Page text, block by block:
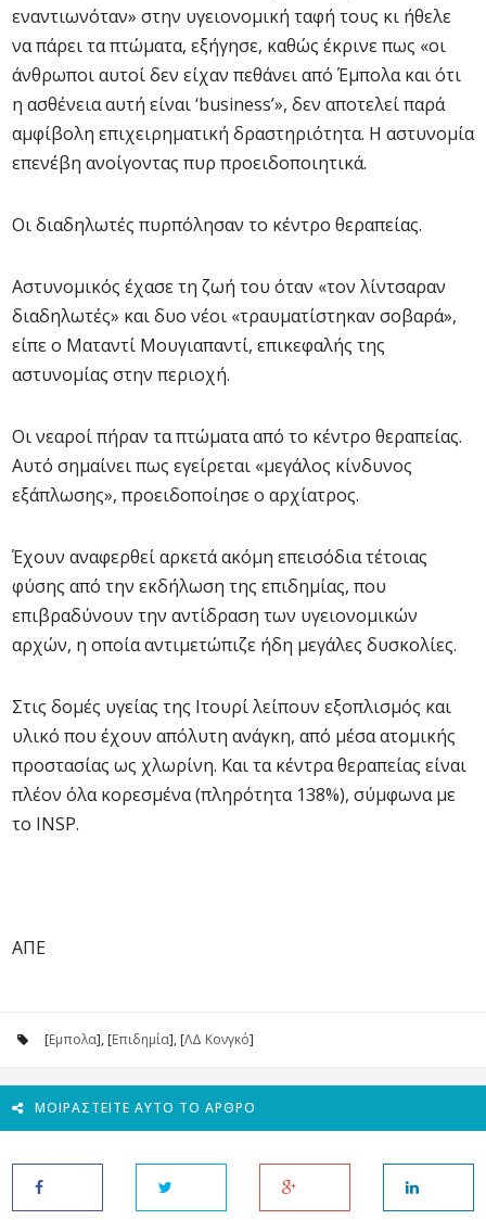
εναντιωνόταν» στην υγειονομική ταφή τους κι ήθελε
να πάρει τα πτώματα, εξήγησε, καθώς έκρινε πως «οι
άνθρωποι αυτοί δεν είχαν πεθάνει από Έμπολα και ότι
η ασθένεια αυτή είναι ‘business’», δεν αποτελεί παρά
αμφίβολη επιχειρηματική δραστηριότητα. Η αστυνομία
επενέβη ανοίγοντας πυρ προειδοποιητικά.
Οι διαδηλωτές πυρπόλησαν το κέντρο θεραπείας.
Αστυνομικός έχασε τη ζωή του όταν «τον λίντσαραν
διαδηλωτές» και δυο νέοι «τραυματίστηκαν σοβαρά»,
είπε ο Ματαντί Μουγιαπαντί, επικεφαλής της
αστυνομίας στην περιοχή.
Οι νεαροί πήραν τα πτώματα από το κέντρο θεραπείας.
Αυτό σημαίνει πως εγείρεται «μεγάλος κίνδυνος
εξάπλωσης», προειδοποίησε ο αρχίατρος.
Έχουν αναφερθεί αρκετά ακόμη επεισόδια τέτοιας
φύσης από την εκδήλωση της επιδημίας, που
επιβραδύνουν την αντίδραση των υγειονομικών
αρχών, η οποία αντιμετώπιζε ήδη μεγάλες δυσκολίες.
Στις δομές υγείας της Ιτουρί λείπουν εξοπλισμός και
υλικό που έχουν απόλυτη ανάγκη, από μέσα ατομικής
προστασίας ως χλωρίνη. Και τα κέντρα θεραπείας είναι
πλέον όλα κορεσμένα (πληρότητα 138%), σύμφωνα με
το INSP.
ΑΠΕ
[Εμπολα], [Επιδημία], [ΛΔ Κονγκό]
ΜΟΙΡΑΣΤΕΊΤΕ ΑΥΤΌ ΤΟ ΆΡΘΡΟ